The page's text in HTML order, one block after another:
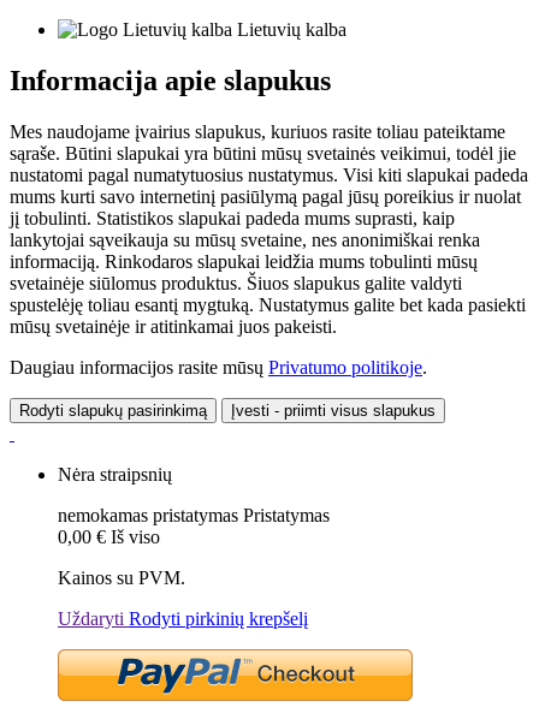
Lietuvių kalba
Informacija apie slapukus
Mes naudojame įvairius slapukus, kuriuos rasite toliau pateiktame
sąraše. Būtini slapukai yra būtini mūsų svetainės veikimui, todėl jie
nustatomi pagal numatytuosius nustatymus. Visi kiti slapukai padeda
mums kurti savo internetinį pasiūlymą pagal jūsų poreikius ir nuolat
jį tobulinti. Statistikos slapukai padeda mums suprasti, kaip
lankytojai sąveikauja su mūsų svetaine, nes anonimiškai renka
informaciją. Rinkodaros slapukai leidžia mums tobulinti mūsų
svetainėje siūlomus produktus. Šiuos slapukus galite valdyti
spustelėję toliau esantį mygtuką. Nustatymus galite bet kada pasiekti
mūsų svetainėje ir atitinkamai juos pakeisti.
Daugiau informacijos rasite mūsų Privatumo politikoje.
Rodyti slapukų pasirinkimą Įvesti - priimti visus slapukus
Nėra straipsnių
nemokamas pristatymas Pristatymas
0,00 € Iš viso
Kainos su PVM.
Uždaryti Rodyti pirkinių krepšelį